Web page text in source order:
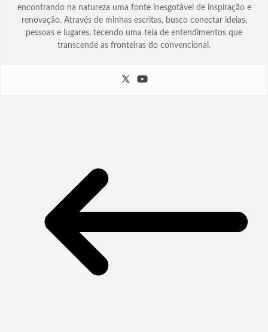
encontrando na natureza uma fonte inesgotável de inspiração e
renovação. Através de minhas escritas, busco conectar ideias,
pessoas e lugares, tecendo uma teia de entendimentos que
transcende as fronteiras do convencional.